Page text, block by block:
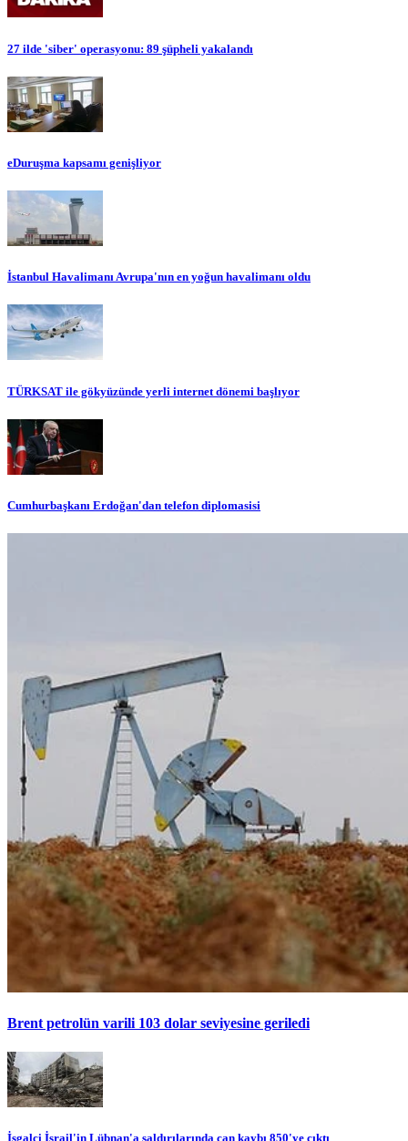
27 ilde 'siber' operasyonu: 89 şüpheli yakalandı
eDuruşma kapsamı genişliyor
İstanbul Havalimanı Avrupa'nın en yoğun havalimanı oldu
TÜRKSAT ile gökyüzünde yerli internet dönemi başlıyor
Cumhurbaşkanı Erdoğan'dan telefon diplomasisi
Brent petrolün varili 103 dolar seviyesine geriledi
İşgalci İsrail'in Lübnan'a saldırılarında can kaybı 850'ye çıktı